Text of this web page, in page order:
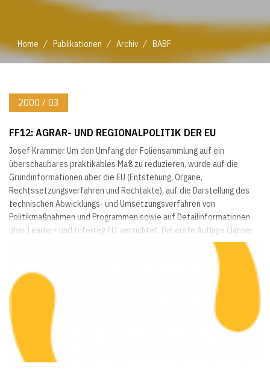
Home / Publikationen / Archiv / BABF
2000 / 03
FF12: AGRAR- UND REGIONALPOLITIK DER EU
Josef Krammer Um den Umfang der Foliensammlung auf ein
überschaubares praktikables Maß zu reduzieren, wurde auf die
Grundinformationen über die EU (Entstehung, Organe,
Rechtssetzungsverfahren und Rechtakte), auf die Darstellung des
technischen Abwicklungs- und Umsetzungsverfahren von
Politikmaßnahmen und Programmen sowie auf Detailinformationen
über Leader+ und Interreg III verzichtet. Die erste Auflage (Jänner
1994) ist im Zuge der Vorbereitungen Österreichs auf die EU-